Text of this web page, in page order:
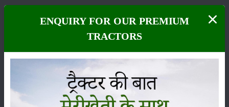
कृषि यंत्र समाचार
ENQUIRY FOR OUR PREMIUM
TRACTORS